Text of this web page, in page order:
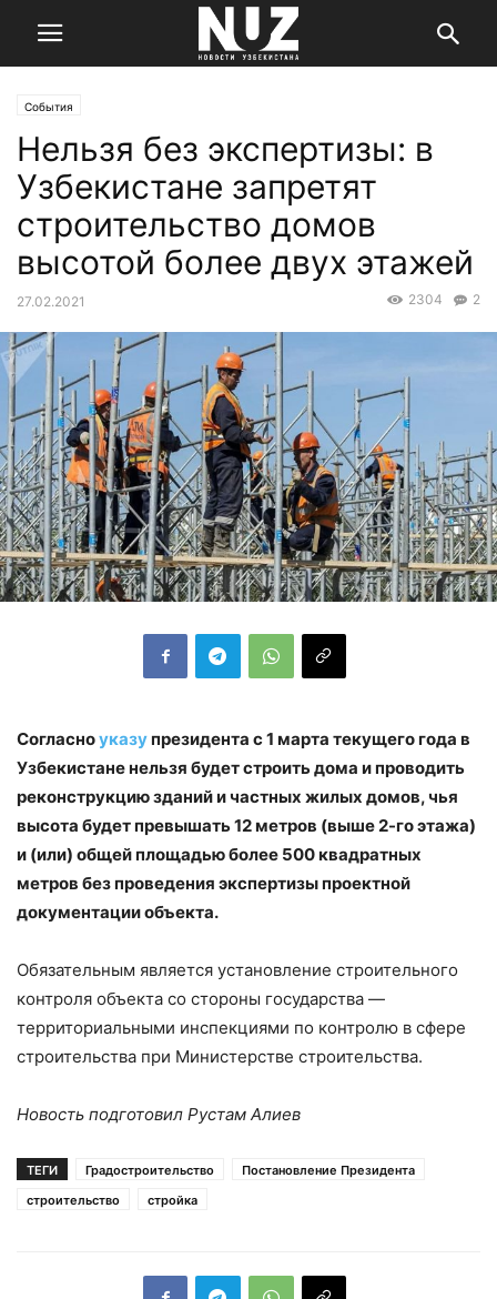
События
Нельзя без экспертизы: в
Узбекистане запретят
строительство домов
высотой более двух этажей
27.02.2021 2
2304
Согласноуказупрезидента с 1 марта текущего года в
Узбекистане нельзя будет строить дома и проводить
реконструкцию зданий и частных жилых домов, чья
высота будет превышать 12 метров (выше 2-го этажа)
и (или) общей площадью более 500 квадратных
метров без проведения экспертизы проектной
документации объекта.
Обязательным является установление строительного
контроля объекта со стороны государства —
территориальными инспекциями по контролю в сфере
строительства при Министерстве строительства.
Новость подготовил Рустам Алиев
ТЕГИ Градостроительство
Постановление Президента
строительство
стройка